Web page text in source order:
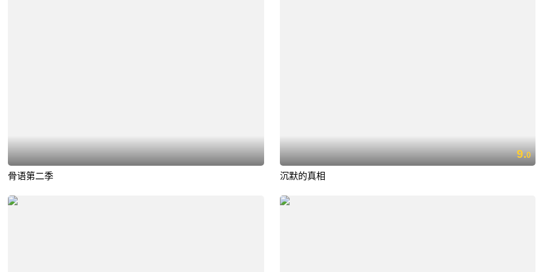
骨语第二季
9.0
沉默的真相